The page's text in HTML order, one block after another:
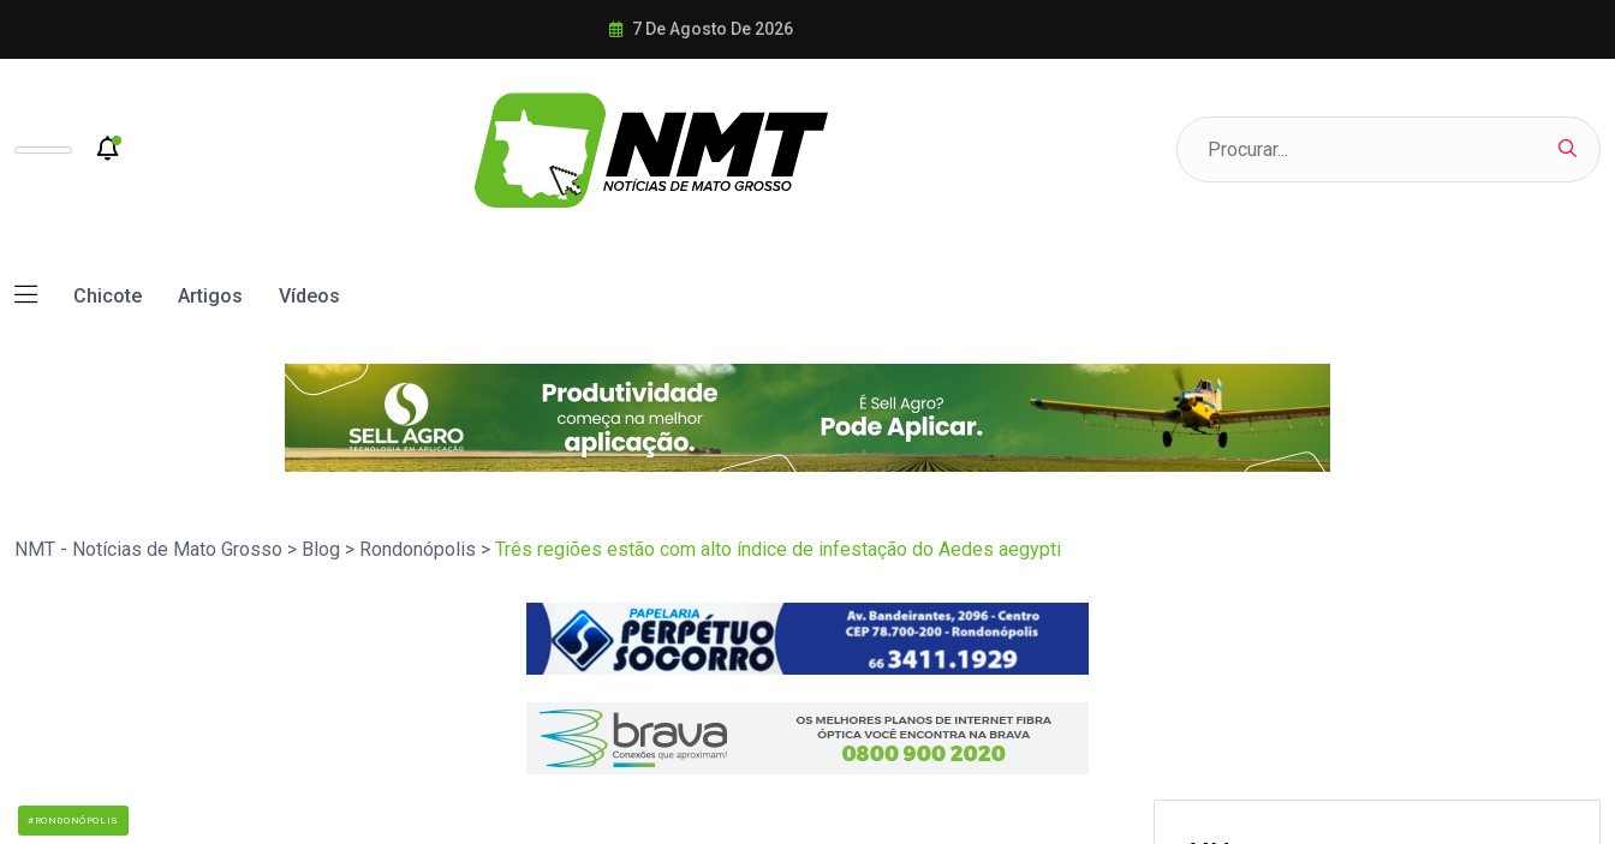
7 De Agosto De 2026
Chicote Artigos Vídeos
NMT - Notícias de Mato Grosso > Blog > Rondonópolis > Três regiões estão com alto índice de infestação do Aedes aegypti
#RONDONÓPOLIS